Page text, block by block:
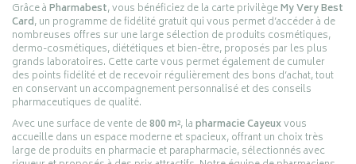
Grâce àPharmabest, vous bénéficiez de la carte privilègeMy Very Best
Card, un programme de fidélité gratuit qui vous permet d’accéder à de
nombreuses offres sur une large sélection de produits cosmétiques,
dermo-cosmétiques, diététiques et bien-être, proposés par les plus
grands laboratoires. Cette carte vous permet également de cumuler
des points fidélité et de recevoir régulièrement des bons d’achat, tout
en conservant un accompagnement personnalisé et des conseils
pharmaceutiques de qualité.
Avec une surface de vente de800 m², lapharmacie Cayeuxvous
accueille dans un espace moderne et spacieux, offrant un choix très
large de produits en pharmacie et parapharmacie, sélectionnés avec